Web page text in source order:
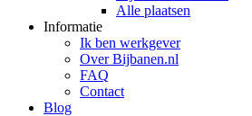
Alle plaatsen
Informatie
Ik ben werkgever
Over Bijbanen.nl
FAQ
Contact
Blog